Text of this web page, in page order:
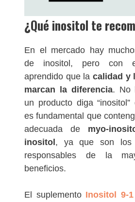
¿Qué inositol te
En el mercado hay
de inositol, pero con
aprendido que la calidad y
marcan la diferencia. No
un producto diga
es fundamental que
adecuada de myo-
inositol , ya que son los
responsables de la
beneficios.
El suplemento Inositol 9-1